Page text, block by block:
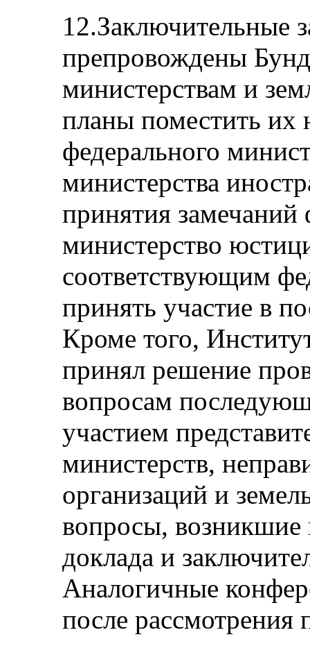
12.Заключительные
препровождены
министерствам и
планы поместить их
федерального
министерства
принятия замечаний
министерство
соответствующим
принять участие в
Кроме того,
принял решение
вопросам
участием
министерств,
организаций и
вопросы, возникшие
доклада и
Аналогичные
после